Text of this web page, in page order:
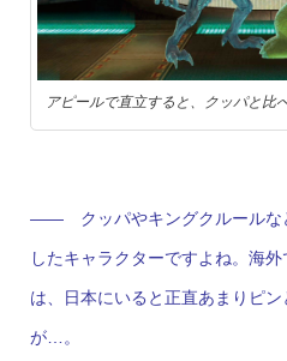
アピールで直立すると、クッパと比
—— クッパやキングクルールな
したキャラクターですよね。海
は、日本にいると正直あまりピ
が…。